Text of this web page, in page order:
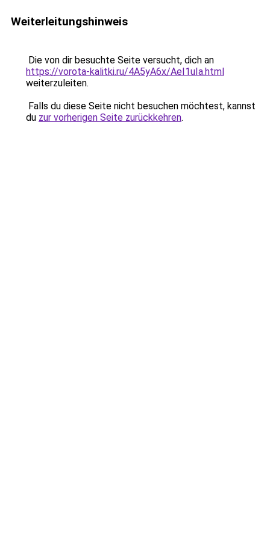
Weiterleitungshinweis
Die von dir besuchte Seite versucht, dich an
https://vorota-kalitki.ru/4A5yA6x/AeI1uIa.html
weiterzuleiten.
Falls du diese Seite nicht besuchen möchtest, kannst
du zur vorherigen Seite zurückkehren.